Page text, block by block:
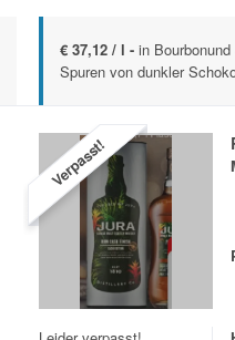
€ 37,12 / l - in
Spuren von dunkler
Verpasst!